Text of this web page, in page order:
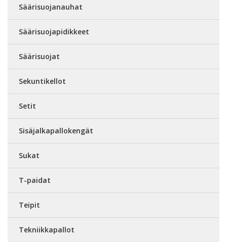
Säärisuojanauhat
Säärisuojapidikkeet
Säärisuojat
Sekuntikellot
Setit
Sisäjalkapallokengät
Sukat
T-paidat
Teipit
Tekniikkapallot